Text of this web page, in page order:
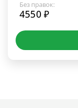
Без правок:
4550 ₽